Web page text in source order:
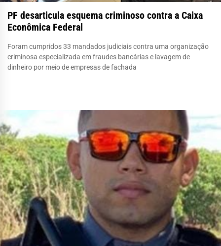
PF desarticula esquema criminoso contra a Caixa
Econômica Federal
Foram cumpridos 33 mandados judiciais contra uma organização
criminosa especializada em fraudes bancárias e lavagem de
dinheiro por meio de empresas de fachada